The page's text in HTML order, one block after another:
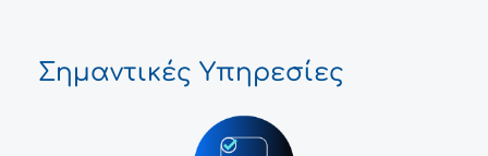
Σημαντικές Υπηρεσίες